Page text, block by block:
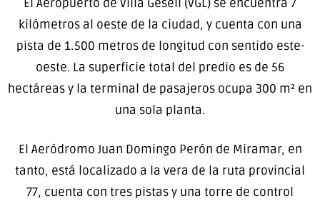
El Aeropuerto de Villa Gesell (VGL) se encuentra 7
kilómetros al oeste de la ciudad, y cuenta con una
pista de 1.500 metros de longitud con sentido este-
oeste. La superficie total del predio es de 56
hectáreas y la terminal de pasajeros ocupa 300 m² en
una sola planta.
El Aeródromo Juan Domingo Perón de Miramar, en
tanto, está localizado a la vera de la ruta provincial
77, cuenta con tres pistas y una torre de control